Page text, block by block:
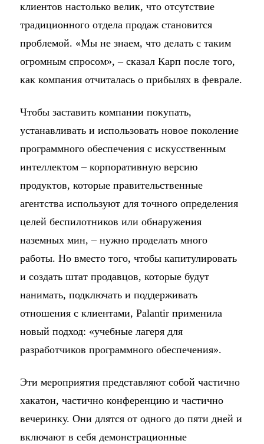
клиентов настолько велик, что отсутствие
традиционного отдела продаж становится
проблемой. «Мы не знаем, что делать с таким
огромным спросом», – сказал Карп после того,
как компания отчиталась о прибылях в феврале.
Чтобы заставить компании покупать,
устанавливать и использовать новое поколение
программного обеспечения с искусственным
интеллектом – корпоративную версию
продуктов, которые правительственные
агентства используют для точного определения
целей беспилотников или обнаружения
наземных мин, – нужно проделать много
работы. Но вместо того, чтобы капитулировать
и создать штат продавцов, которые будут
нанимать, подключать и поддерживать
отношения с клиентами, Palantir применила
новый подход: «учебные лагеря для
разработчиков программного обеспечения».
Эти мероприятия представляют собой частично
хакатон, частично конференцию и частично
вечеринку. Они длятся от одного до пяти дней и
включают в себя демонстрационные